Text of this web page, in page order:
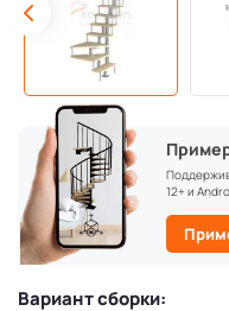
12+ и
Вариант сборки: